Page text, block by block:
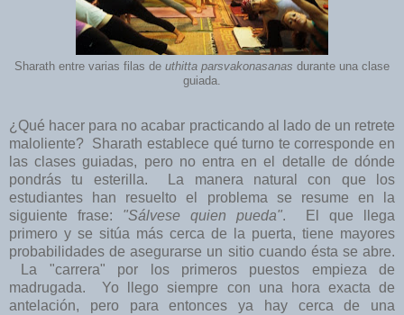
Sharath entre varias filas de uthitta parsvakonasanas durante una clase
guiada.
¿Qué hacer para no acabar practicando al lado de un retrete
maloliente? Sharath establece qué turno te corresponde en
las clases guiadas, pero no entra en el detalle de dónde
pondrás tu esterilla. La manera natural con que los
estudiantes han resuelto el problema se resume en la
siguiente frase: "Sálvese quien pueda". El que llega
primero y se sitúa más cerca de la puerta, tiene mayores
probabilidades de asegurarse un sitio cuando ésta se abre.
La "carrera" por los primeros puestos empieza de
madrugada. Yo llego siempre con una hora exacta de
antelación, pero para entonces ya hay cerca de una